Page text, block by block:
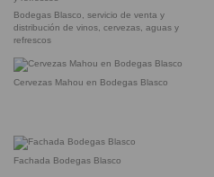
Bodegas Blasco, servicio de venta y
distribución de vinos, cervezas, aguas y
refrescos
Cervezas Mahou en Bodegas Blasco
Fachada Bodegas Blasco